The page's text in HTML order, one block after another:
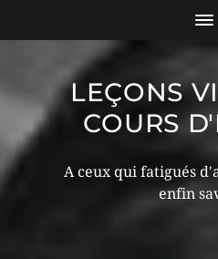
LEÇONS
COURS
A ceux qui fatigués
enfin